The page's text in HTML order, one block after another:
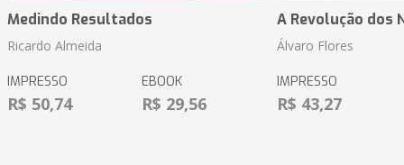
Medindo Resultados
Ricardo Almeida
IMPRESSO
R$ 50,74
EBOOK
R$ 29,56
A Revolução dos
Álvaro Flores
IMPRESSO
R$ 43,27